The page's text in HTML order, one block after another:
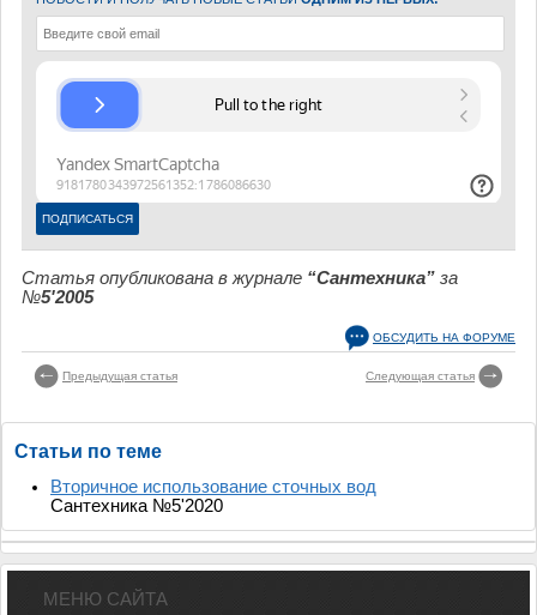
Статья опубликована в журнале “Сантехника” за
№5'2005
ОБСУДИТЬ НА ФОРУМЕ
Предыдущая статья Следующая статья
Статьи по теме
Вторичное использование сточных вод
Сантехника №5'2020
МЕНЮ САЙТА